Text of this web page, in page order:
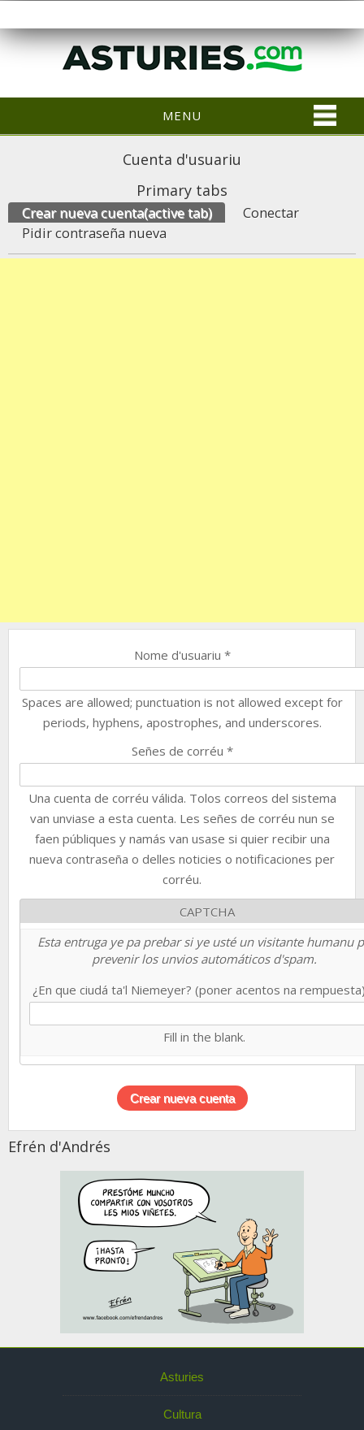
MENU
Cuenta d'usuariu
Primary tabs
Crear nueva cuenta(active tab)
Conectar
Pidir contraseña nueva
Nome d'usuariu *
Spaces are allowed; punctuation is not allowed except for
periods, hyphens, apostrophes, and underscores.
Señes de corréu *
Una cuenta de corréu válida. Tolos correos del sistema
van unviase a esta cuenta. Les señes de corréu nun se
faen públiques y namás van usase si quier recibir una
nueva contraseña o delles noticies o notificaciones per
corréu.
CAPTCHA
Esta entruga ye pa prebar si ye usté un visitante humanu
prevenir los unvios automáticos d'spam.
¿En que ciudá ta'l Niemeyer? (poner acentos na
Fill in the blank.
Efrén d'Andrés
Asturies
Cultura